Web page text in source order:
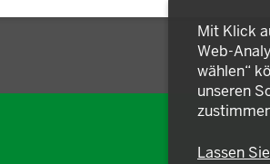
Mit Klick
Web-
wählen“
unseren
Lassen